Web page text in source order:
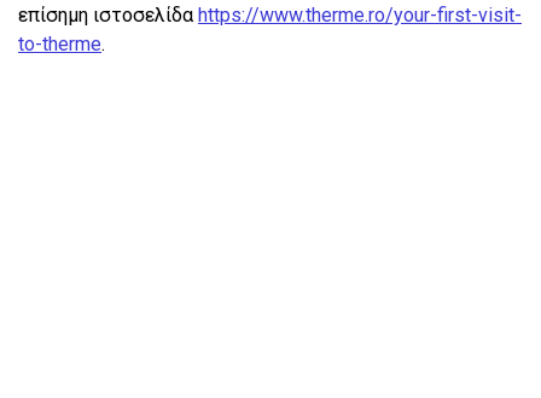
επίσημη ιστοσελίδα https://www.therme.ro/your-first-visit-
to-therme.